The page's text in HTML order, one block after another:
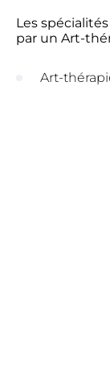
Les
par un Art-
Art-